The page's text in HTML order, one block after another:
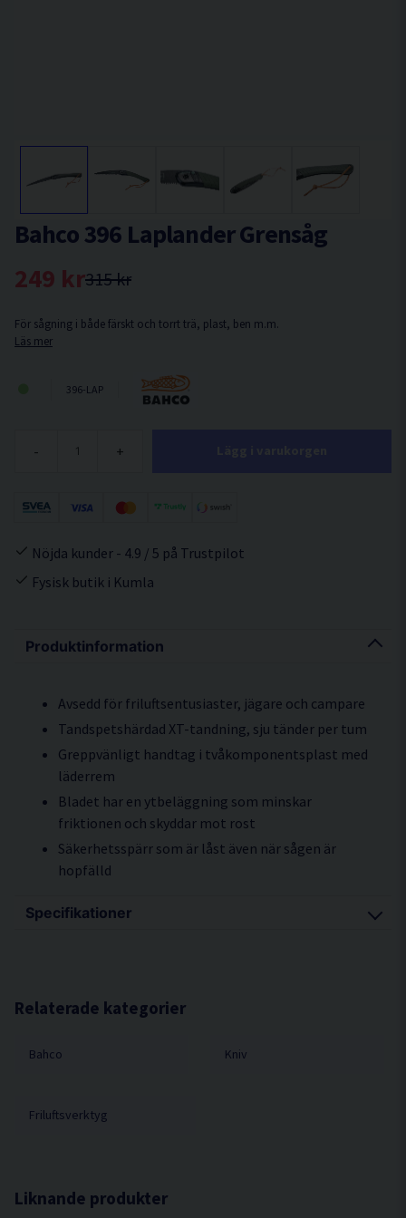
Produktinformation
Avsedd för friluftsentusiaster, jägare och campare
Tandspetshärdad XT-tandning, sju tänder per tum
Greppvänligt handtag i tvåkomponentsplast med
läderrem
Bladet har en ytbeläggning som minskar
friktionen och skyddar mot rost
Säkerhetsspärr som är låst även när sågen är
hopfälld
Specifikationer
Längd handtag: 230mm
Relaterade kategorier
Bahco Kniv
Friluftsverktyg
Bahco 396 Laplander Grensåg
315 kr
249 kr
För sågning i både färskt och torrt trä, plast, ben m.m.
Läs mer
396-LAP
- +
Nöjda kunder - 4.9 / 5 på Trustpilot
Fysisk butik i Kumla
Liknande produkter